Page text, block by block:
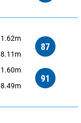
1.62m
8.11m
87
1.60m
8.49m
91